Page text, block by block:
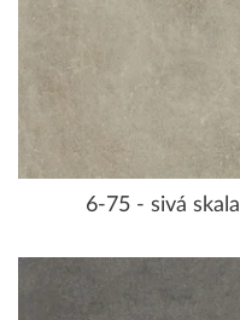
6-75 - sivá skala